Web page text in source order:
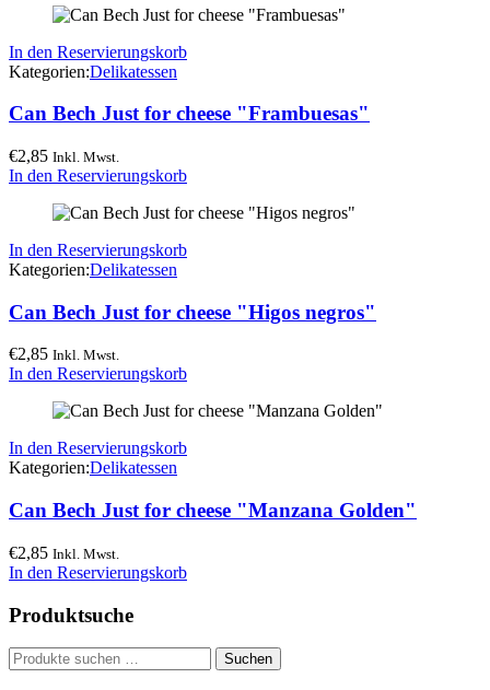
In den Reservierungskorb
Kategorien:Delikatessen
Can Bech Just for cheese "Frambuesas"
€2,85 Inkl. Mwst.
In den Reservierungskorb
In den Reservierungskorb
Kategorien:Delikatessen
Can Bech Just for cheese "Higos negros"
€2,85 Inkl. Mwst.
In den Reservierungskorb
In den Reservierungskorb
Kategorien:Delikatessen
Can Bech Just for cheese "Manzana Golden"
€2,85 Inkl. Mwst.
In den Reservierungskorb
Produktsuche
Suchen
nach:
Suchen